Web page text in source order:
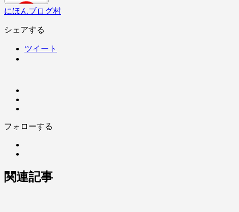
にほんブログ村
シェアする
ツイート
フォローする
関連記事